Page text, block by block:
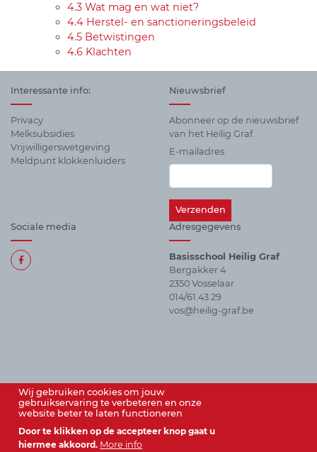
4.3 Wat mag en wat niet?
4.4 Herstel- en sanctioneringsbeleid
4.5 Betwistingen
4.6 Klachten
Interessante info:
Privacy
Melksubsidies
Vrijwilligerswetgeving
Meldpunt klokkenluiders
Nieuwsbrief
Abonneer op de nieuwsbrief
van het Heilig Graf.
E-mailadres
Sociale media Adresgegevens
Basisschool Heilig Graf
Bergakker 4
2350 Vosselaar
014/61.43.29
vos@heilig-graf.be
Wij gebruiken cookies om jouw
gebruikservaring te verbeteren en onze
website beter te laten functioneren
Door te klikken op de accepteer knop gaat u
hiermee akkoord. More info